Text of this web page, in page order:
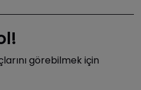
görebilmek için